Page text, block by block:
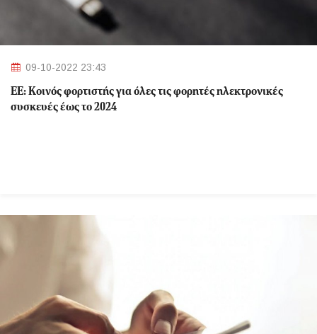
09-10-2022 23:43
ΕΕ: Κοινός φορτιστής για όλες τις φορητές ηλεκτρονικές
συσκευές έως το 2024